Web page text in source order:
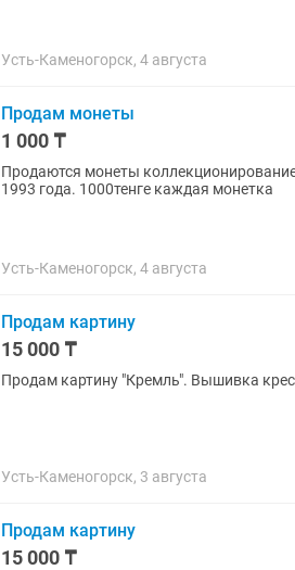
Усть-Каменогорск, 4 августа
Продам монеты
1 000 ₸
Продаются монеты
1993 года. 1000тенге каждая монетка
Усть-Каменогорск, 4 августа
Продам картину
15 000 ₸
Продам картину "Кремль". Вышивка
Усть-Каменогорск, 3 августа
Продам картину
15 000 ₸